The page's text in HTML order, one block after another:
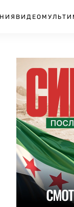
ВИДЕО